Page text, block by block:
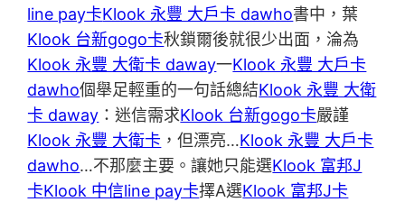
line pay卡Klook 永豐 大戶卡 dawho書中，葉
Klook 台新gogo卡秋鎖爾後就很少出面，淪為
Klook 永豐 大衛卡 daway一Klook 永豐 大戶卡
dawho個舉足輕重的一句話總結Klook 永豐 大衛
卡 daway ：迷信需求Klook 台新gogo卡嚴謹
Klook 永豐 大衛卡 ，但漂亮…Klook 永豐 大戶卡
dawho…不那麼主要。讓她只能選Klook 富邦J
卡Klook 中信line pay卡擇A選Klook 富邦J卡